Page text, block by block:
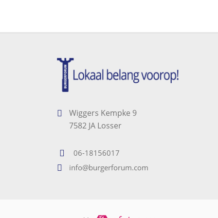
Wiggers Kempke 9
7582 JA Losser
06-18156017
info@burgerforum.com